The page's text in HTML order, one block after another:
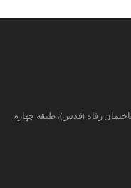
رفاه (قدس)، طبقه چهارم